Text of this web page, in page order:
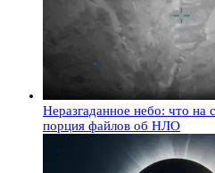
Неразгаданное небо: что на
порция файлов об НЛО